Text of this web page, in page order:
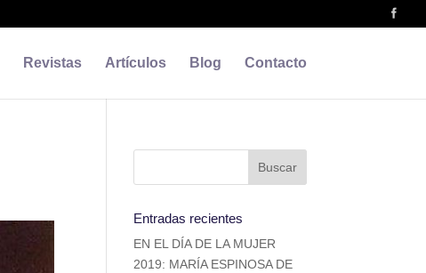
Revistas Artículos Blog Contacto
Entradas recientes
EN EL DÍA DE LA MUJER
2019: MARÍA ESPINOSA DE